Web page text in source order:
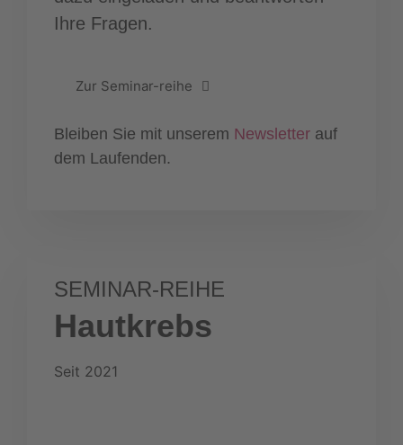
Ihre Fragen.
Zur Seminar-reihe
Bleiben Sie mit unserem Newsletter auf
dem Laufenden.
SEMINAR-REIHE
Hautkrebs
Seit 2021